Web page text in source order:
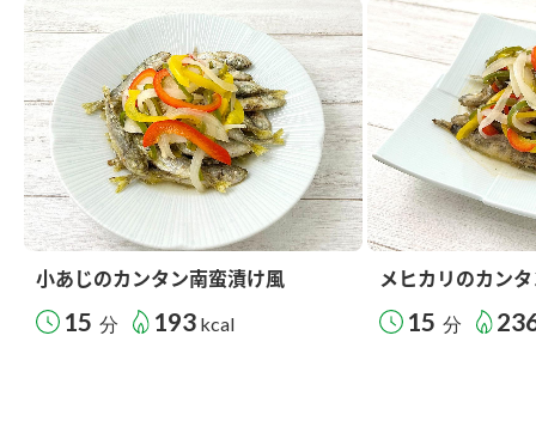
小あじのカンタン南蛮漬け風
15 分 193 kcal
メヒカリのカン
15 分